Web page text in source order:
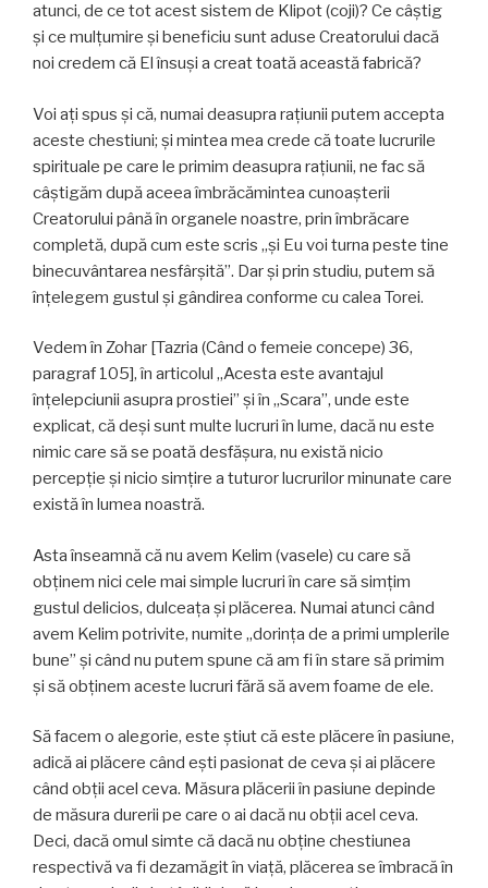
atunci, de ce tot acest sistem de Klipot (coji)? Ce câștig
și ce mulțumire și beneficiu sunt aduse Creatorului dacă
noi credem că El însuși a creat toată această fabrică?
Voi ați spus și că, numai deasupra rațiunii putem accepta
aceste chestiuni; și mintea mea crede că toate lucrurile
spirituale pe care le primim deasupra rațiunii, ne fac să
câștigăm după aceea îmbrăcămintea cunoașterii
Creatorului până în organele noastre, prin îmbrăcare
completă, după cum este scris „și Eu voi turna peste tine
binecuvântarea nesfârșită”. Dar și prin studiu, putem să
înțelegem gustul și gândirea conforme cu calea Torei.
Vedem în Zohar [Tazria (Când o femeie concepe) 36,
paragraf 105], în articolul „Acesta este avantajul
înțelepciunii asupra prostiei” și în „Scara”, unde este
explicat, că deși sunt multe lucruri în lume, dacă nu este
nimic care să se poată desfășura, nu există nicio
percepție și nicio simțire a tuturor lucrurilor minunate care
există în lumea noastră.
Asta înseamnă că nu avem Kelim (vasele) cu care să
obținem nici cele mai simple lucruri în care să simțim
gustul delicios, dulceața și plăcerea. Numai atunci când
avem Kelim potrivite, numite „dorința de a primi umplerile
bune” și când nu putem spune că am fi în stare să primim
și să obținem aceste lucruri fără să avem foame de ele.
Să facem o alegorie, este știut că este plăcere în pasiune,
adică ai plăcere când ești pasionat de ceva și ai plăcere
când obții acel ceva. Măsura plăcerii în pasiune depinde
de măsura durerii pe care o ai dacă nu obții acel ceva.
Deci, dacă omul simte că dacă nu obține chestiunea
respectivă va fi dezamăgit în viață, plăcerea se îmbracă în